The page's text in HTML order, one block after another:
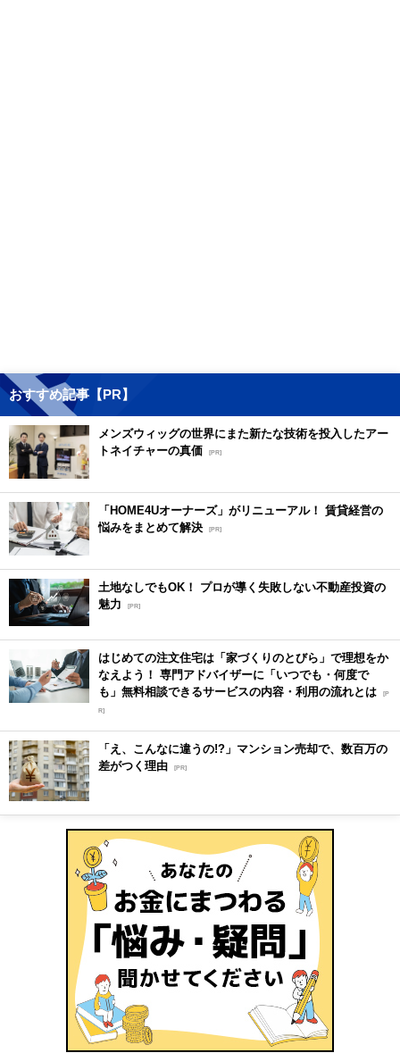
おすすめ記事【PR】
メンズウィッグの世界にまた新たな技術を投入したアー
トネイチャーの真価 [PR]
「HOME4Uオーナーズ」がリニューアル！ 賃貸経営の
悩みをまとめて解決 [PR]
土地なしでもOK！ プロが導く失敗しない不動産投資の
魅力
[PR]
はじめての注文住宅は「家づくりのとびら」で理想をか
なえよう！ 専門アドバイザーに「いつでも・何度で
も」無料相談できるサービスの内容・利用の流れとは [P
R]
「え、こんなに違うの!?」マンション売却で、数百万の
差がつく理由 [PR]